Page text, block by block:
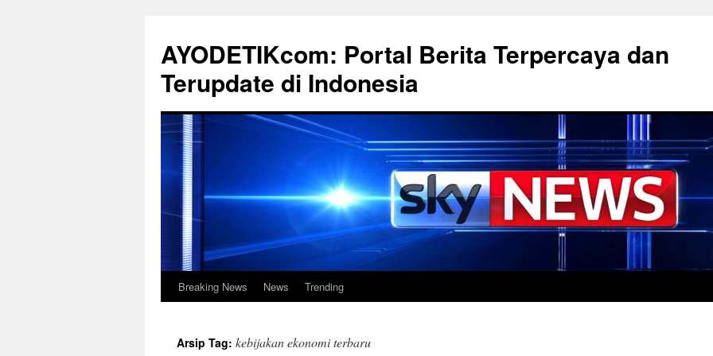
isi
AYODETIKcom: Portal Berita Terpercaya dan
Terupdate di Indonesia
Breaking News News Trending
Arsip Tag: kebijakan ekonomi terbaru